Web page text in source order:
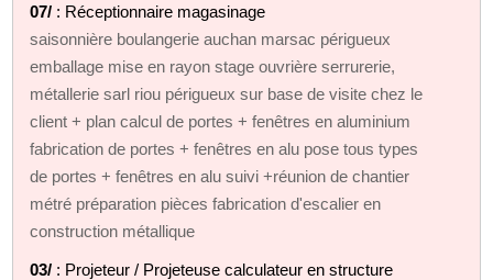
07/ : Réceptionnaire magasinage
saisonnière boulangerie auchan marsac périgueux
emballage mise en rayon stage ouvrière serrurerie,
métallerie sarl riou périgueux sur base de visite chez le
client + plan calcul de portes + fenêtres en aluminium
fabrication de portes + fenêtres en alu pose tous types
de portes + fenêtres en alu suivi +réunion de chantier
métré préparation pièces fabrication d'escalier en
construction métallique
03/ : Projeteur / Projeteuse calculateur en structure